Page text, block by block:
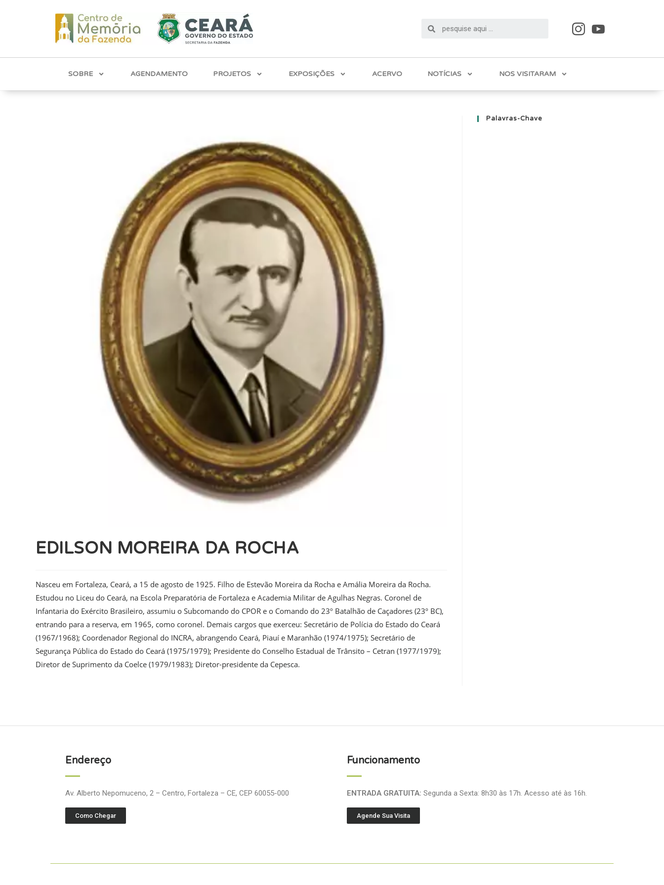
SOBRE AGENDAMENTO PROJETOS EXPOSIÇÕES ACERVO NOTÍCIAS NOS VISITARAM
EDILSON MOREIRA DA ROCHA
Nasceu em Fortaleza, Ceará, a 15 de agosto de 1925. Filho de Estevão Moreira da Rocha e Amália Moreira da Rocha.
Estudou no Liceu do Ceará, na Escola Preparatória de Fortaleza e Academia Militar de Agulhas Negras. Coronel de
Infantaria do Exército Brasileiro, assumiu o Subcomando do CPOR e o Comando do 23º Batalhão de Caçadores (23º BC),
entrando para a reserva, em 1965, como coronel. Demais cargos que exerceu: Secretário de Polícia do Estado do Ceará
(1967/1968); Coordenador Regional do INCRA, abrangendo Ceará, Piauí e Maranhão (1974/1975); Secretário de
Segurança Pública do Estado do Ceará (1975/1979); Presidente do Conselho Estadual de Trânsito – Cetran (1977/1979);
Diretor de Suprimento da Coelce (1979/1983); Diretor-presidente da Cepesca.
Palavras-Chave
Endereço
Av. Alberto Nepomuceno, 2 – Centro, Fortaleza – CE, CEP 60055-000
Como Chegar
Funcionamento
ENTRADA GRATUITA: Segunda a Sexta: 8h30 às 17h. Acesso até às 16h.
Agende Sua Visita